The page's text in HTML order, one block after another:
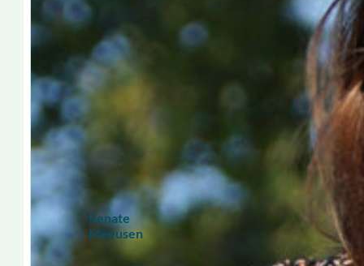
Renate
Meeusen